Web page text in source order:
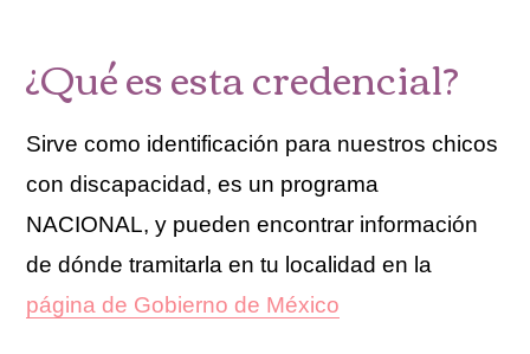
¿Qué es esta credencial?
Sirve como identificación para nuestros chicos
con discapacidad, es un programa
NACIONAL, y pueden encontrar información
de dónde tramitarla en tu localidad en la
página de Gobierno de México